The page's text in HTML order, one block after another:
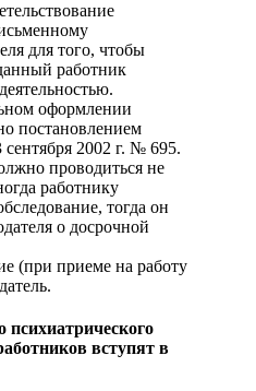
для того, чтобы
работник
оформлении
постановлением
2002 г. № 695.
проводиться не
работнику
тогда он
о досрочной
(при приеме на работу
психиатрического
вступят в